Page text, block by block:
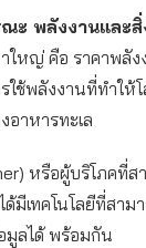
ะ พลังงานและ
ญ่ คือ ราคาพลัง
ช้พลังงานที่ทำให้
อาหารทะเล
หรือผู้บริโภคที่ส
มีเทคโนโลยีที่สาม
มูลได้ พร้อมกัน